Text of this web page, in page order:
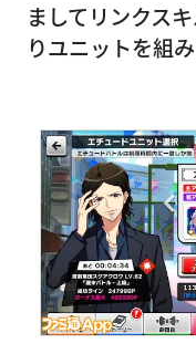
ましてリンクス
りユニットを組み